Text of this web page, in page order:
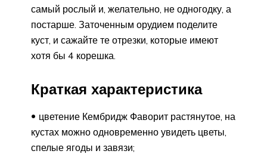
самый рослый и, желательно, не одногодку, а
постарше. Заточенным орудием поделите
куст, и сажайте те отрезки, которые имеют
хотя бы 4 корешка.
Краткая характеристика
цветение Кембридж Фаворит растянутое, на
кустах можно одновременно увидеть цветы,
спелые ягоды и завязи;